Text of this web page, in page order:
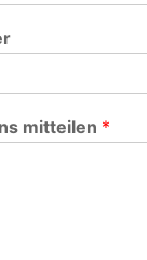
mitteilen *